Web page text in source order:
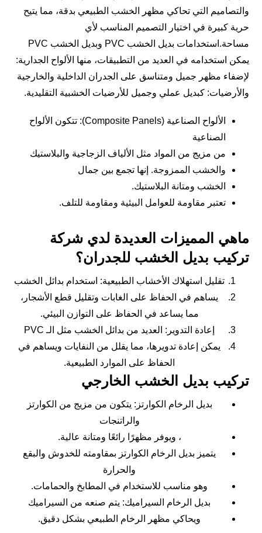
والتصاميم التي تحاكي مظهر الخشب الطبيعي بدقة، مما يتيح
حرية كبيرة في اختيار التصميم المناسب لأي
مساحة.استخدامات بديل الخشب PVC وبديل الخشب PVC
يمكن استخدامه في العديد من التطبيقات، منها الألواح الجدارية:
لإضفاء مظهر جميل ومتناسق على الجدران الداخلية والخارجية
والأرضيات: كبديل عملي وجميل للأرضيات الخشبية التقليدية.
الألواح الصناعية (Composite Panels): تتكون الألواح
الصناعية
من مزيج من المواد مثل الألياف الزجاجية والبلاستيك
والخشب الممزوجة. إنها تجمع بين جمال
الخشب ومتانة البلاستيك.
تعتبر مقاومة للعوامل البيئية ومقاومة للتلف.
ماهي المميزات العديدة لدي شركة
تركيب بديل الخشب للجدران؟
تقليل استهلاك الأخشاب الطبيعية: استخدام بدائل الخشب
يساهم في الحفاظ على الغابات وتقليل قطع الأشجار،
مما يساعد في الحفاظ على التوازن البيئي.
إعادة التدوير: العديد من بدائل الخشب مثل الـ PVC
يمكن إعادة تدويرها، مما يقلل من النفايات ويساهم في
الحفاظ على الموارد الطبيعية.
تركيب بديل الخشب الخارجي
بديل الرخام الكوارتز: يتكون من مزيج من الكوارتز
والراتنجات
، ويوفر مظهرًا رائعًا ومتانة عالية.
يتميز بديل الرخام الكوارتز بمقاومته للخدوش والبقع
والحرارة
وهو مناسب للاستخدام في المطابخ والحمامات.
بديل الرخام السيراميك: يتم صنعه من السيراميك
ويحاكي مظهر الرخام الطبيعي بشكل دقيق.